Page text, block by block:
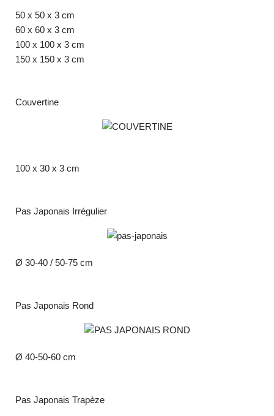
50 x 50 x 3 cm
60 x 60 x 3 cm
100 x 100 x 3 cm
150 x 150 x 3 cm
Couvertine
100 x 30 x 3 cm
Pas Japonais Irrégulier
Ø 30-40 / 50-75 cm
Pas Japonais Rond
Ø 40-50-60 cm
Pas Japonais Trapèze